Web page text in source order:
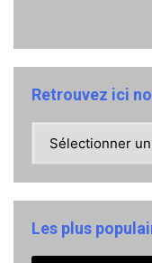
Retrouvez ici
anciennes
publications
Les plus